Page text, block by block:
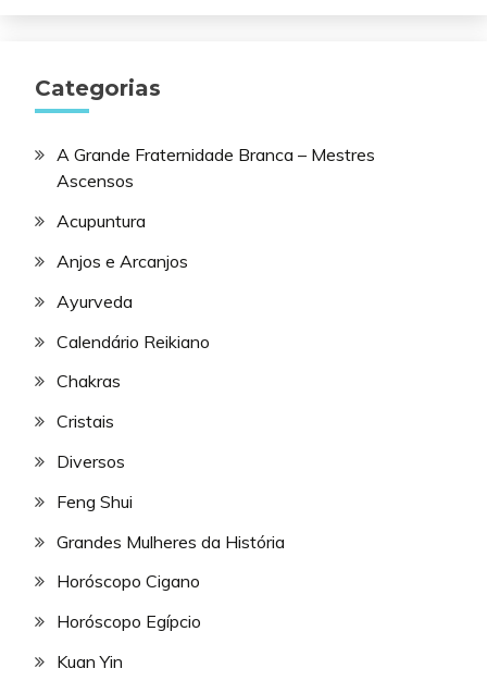
Categorias
A Grande Fraternidade Branca – Mestres
Ascensos
Acupuntura
Anjos e Arcanjos
Ayurveda
Calendário Reikiano
Chakras
Cristais
Diversos
Feng Shui
Grandes Mulheres da História
Horóscopo Cigano
Horóscopo Egípcio
Kuan Yin